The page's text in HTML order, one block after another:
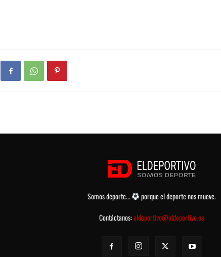
Somos deporte...
porque el deporte nos mueve.
Contáctanos:eldeportivo@eldeportivo.es